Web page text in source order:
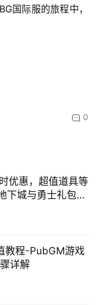
国际服的旅程中，
0
优惠，超值道具等
下城与勇士礼包购
教程-PubGM游戏
详解